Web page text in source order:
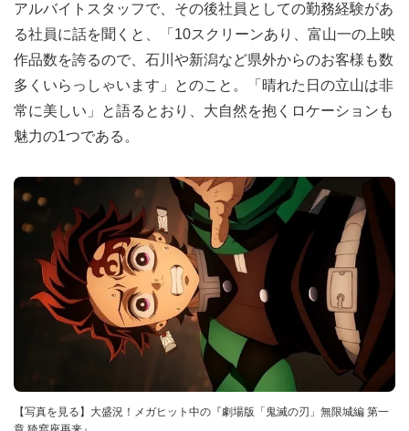
アルバイトスタッフで、その後社員としての勤務経験があ
る社員に話を聞くと、「10スクリーンあり、富山一の上映
作品数を誇るので、石川や新潟など県外からのお客様も数
多くいらっしゃいます」とのこと。「晴れた日の立山は非
常に美しい」と語るとおり、大自然を抱くロケーションも
魅力の1つである。
【写真を見る】大盛況！メガヒット中の『劇場版「鬼滅の刃」無限城編 第一